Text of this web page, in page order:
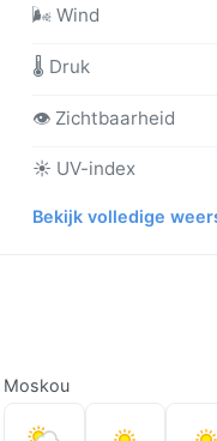
🌬️ Wind
🌡️ Druk
👁️ Zichtbaarheid
☀️ UV-index
Bekijk volledige
Moskou